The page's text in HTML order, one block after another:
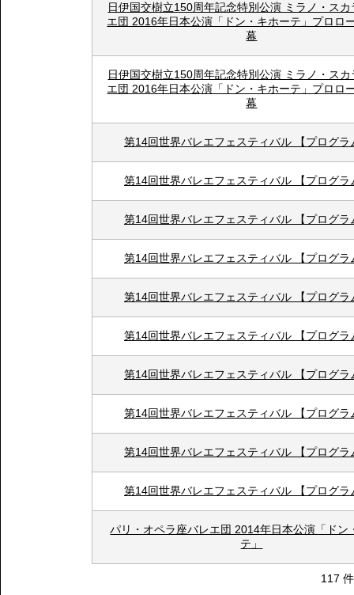
日伊国交樹立150周年記念特別公演 ミラノ・ス
エ団 2016年日本公演「ドン・キホーテ」プロロ
幕
日伊国交樹立150周年記念特別公演 ミラノ・ス
エ団 2016年日本公演「ドン・キホーテ」プロロ
幕
第14回世界バレエフェスティバル 【プログラ
第14回世界バレエフェスティバル 【プログラ
第14回世界バレエフェスティバル 【プログラ
第14回世界バレエフェスティバル 【プログラ
第14回世界バレエフェスティバル 【プログラ
第14回世界バレエフェスティバル 【プログラ
第14回世界バレエフェスティバル 【プログラ
第14回世界バレエフェスティバル 【プログラ
第14回世界バレエフェスティバル 【プログラ
第14回世界バレエフェスティバル 【プログラ
パリ・オペラ座バレエ団 2014年日本公演「ドン
テ」
117